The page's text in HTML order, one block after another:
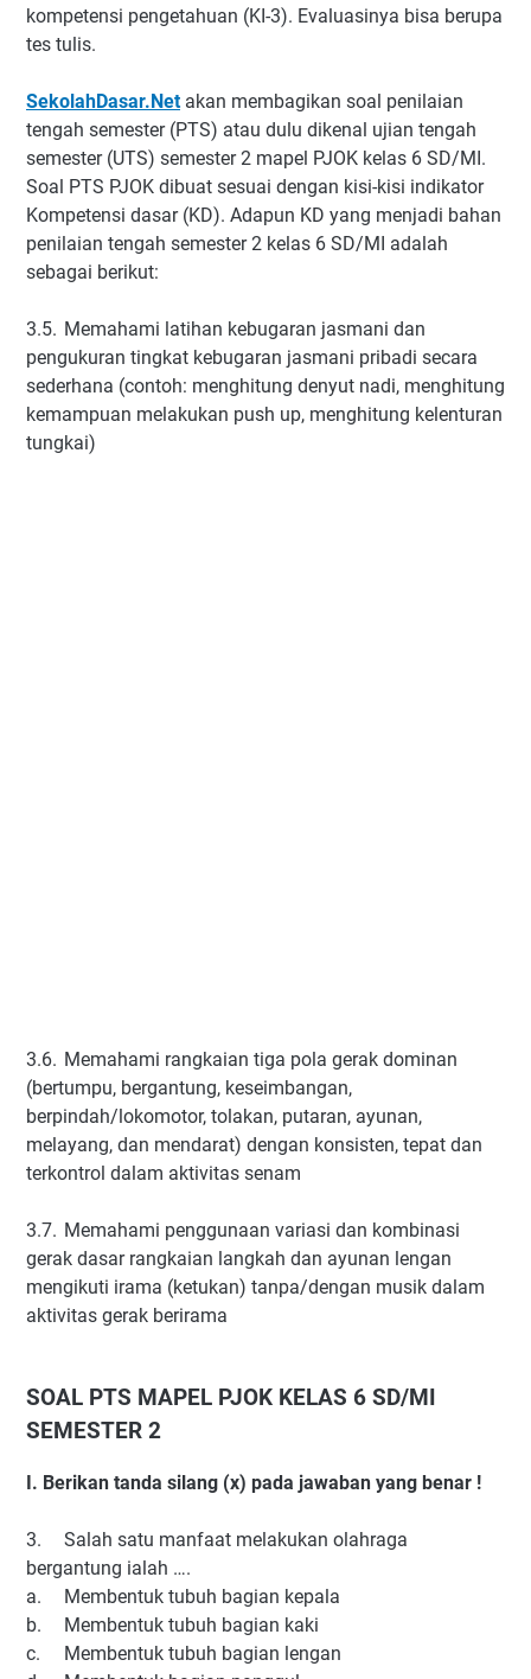
kompetensi pengetahuan (KI-3). Evaluasinya bisa berupa
tes tulis.
SekolahDasar.Netakan membagikan soal penilaian
tengah semester (PTS) atau dulu dikenal ujian tengah
semester (UTS) semester 2 mapel PJOK kelas 6 SD/MI.
Soal PTS PJOK dibuat sesuai dengan kisi-kisi indikator
Kompetensi dasar (KD). Adapun KD yang menjadi bahan
penilaian tengah semester 2 kelas 6 SD/MI adalah
sebagai berikut:
3.5. Memahami latihan kebugaran jasmani dan
pengukuran tingkat kebugaran jasmani pribadi secara
sederhana (contoh: menghitung denyut nadi, menghitung
kemampuan melakukan push up, menghitung kelenturan
tungkai)
3.6. Memahami rangkaian tiga pola gerak dominan
(bertumpu, bergantung, keseimbangan,
berpindah/lokomotor, tolakan, putaran, ayunan,
melayang, dan mendarat) dengan konsisten, tepat dan
terkontrol dalam aktivitas senam
3.7. Memahami penggunaan variasi dan kombinasi
gerak dasar rangkaian langkah dan ayunan lengan
mengikuti irama (ketukan) tanpa/dengan musik dalam
aktivitas gerak berirama
SOAL PTS MAPEL PJOK KELAS 6 SD/MI
SEMESTER 2
I. Berikan tanda silang (x) pada jawaban yang benar !
3.
Salah satu manfaat melakukan olahraga
bergantung ialah ….
a.
Membentuk tubuh bagian kepala
b.
Membentuk tubuh bagian kaki
c.
Membentuk tubuh bagian lengan